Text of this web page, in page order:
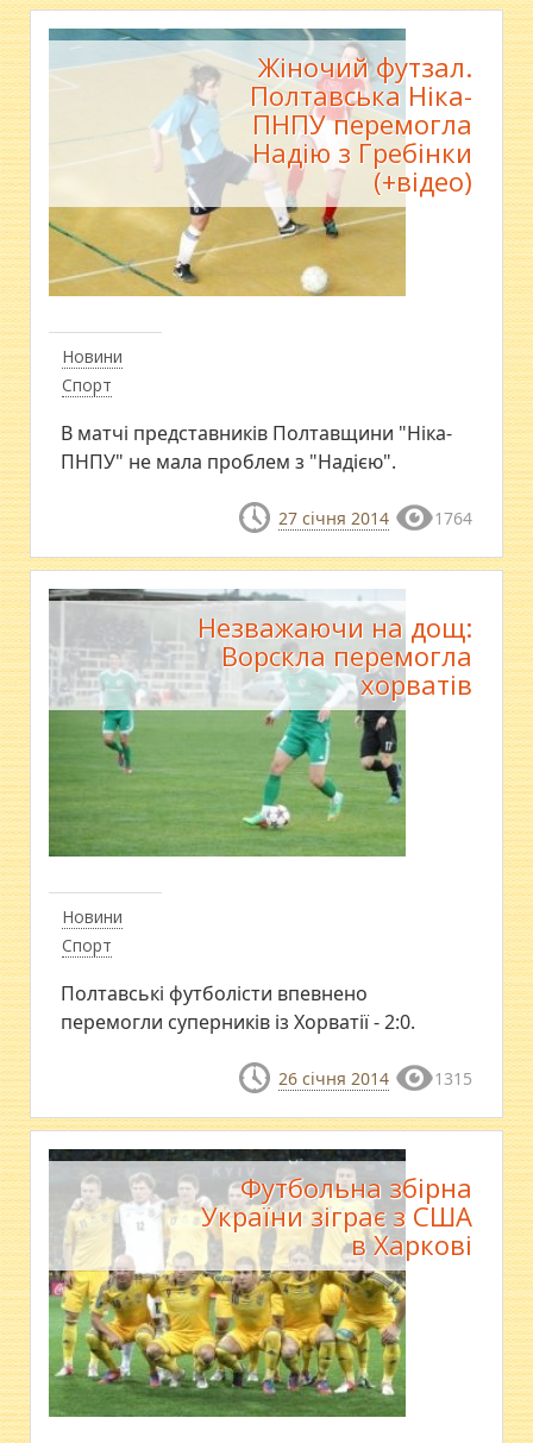
Новини
Спорт
Жіночий футзал.
Полтавська Ніка-
ПНПУ перемогла
Надію з Гребінки
(+відео)
В матчі представників Полтавщини "Ніка-
ПНПУ" не мала проблем з "Надією".
27 січня 2014 1764
Новини
Спорт
Незважаючи на дощ:
Ворскла перемогла
хорватів
Полтавські футболісти впевнено
перемогли суперників із Хорватії - 2:0.
26 січня 2014 1315
Футбольна збірна
України зіграє з США
в Харкові